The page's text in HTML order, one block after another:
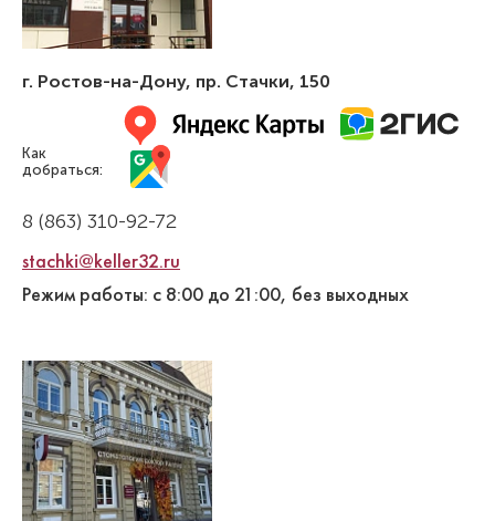
Специальность: ортодонтия
Стаж работы: 4 года
Симонян Милена Артуровна
Стоматолог-ортодонт
Специальность: детская ортодонтия,
ортодонтия
Стаж работы: 3 года
г. Ростов-на-Дону, пр. Стачки, 150
Как
добраться:
8 (863) 310-92-72
stachki@keller32.ru
Режим работы: с 8:00 до 21:00, без выходных